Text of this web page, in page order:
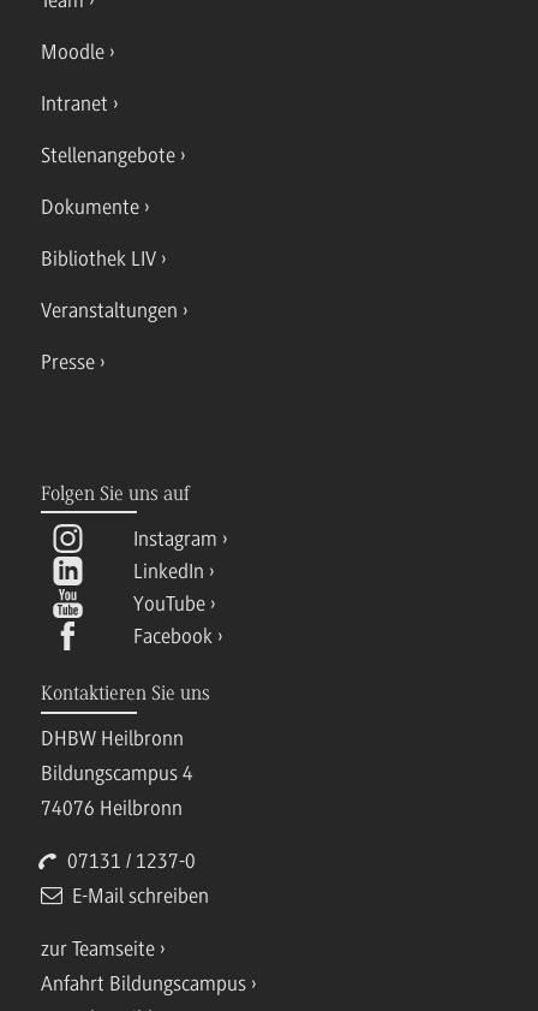
Moodle
Intranet
Stellenangebote
Dokumente
Bibliothek LIV
Veranstaltungen
Presse
Folgen Sie uns auf
Instagram
LinkedIn
YouTube
Facebook
Kontaktieren Sie uns
DHBW Heilbronn
Bildungscampus 4
74076 Heilbronn
07131 / 1237-0
E-Mail schreiben
zur Teamseite
Anfahrt Bildungscampus